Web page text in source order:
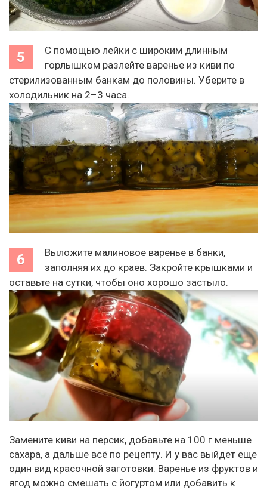
С помощью лейки с широким длинным
горлышком разлейте варенье из киви по
стерилизованным банкам до половины. Уберите в
холодильник на 2–3 часа.
Выложите малиновое варенье в банки,
заполняя их до краев. Закройте крышками и
оставьте на сутки, чтобы оно хорошо застыло.
Замените киви на персик, добавьте на 100 г меньше
сахара, а дальше всё по рецепту. И у вас выйдет еще
один вид красочной заготовки. Варенье из фруктов и
ягод можно смешать с йогуртом или добавить к